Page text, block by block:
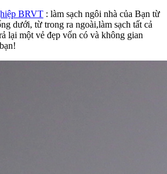
BRVT : làm sạch ngôi nhà của Bạn từ
dưới, từ trong ra ngoài,làm sạch tất cả
lại một vẻ đẹp vốn có và không gian